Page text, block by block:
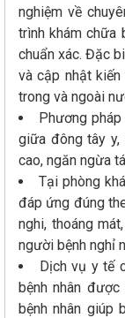
nghiệm về
trình khám chữa
chuẩn xác. Đặc
và cập nhật
trong và ngoài
Phương
giữa đông tây y,
cao, ngăn ngừa
Tại phòng
đáp ứng đúng
nghi, thoáng
người bệnh nghỉ
Dịch vụ y tế
bệnh nhân
bệnh nhân giúp